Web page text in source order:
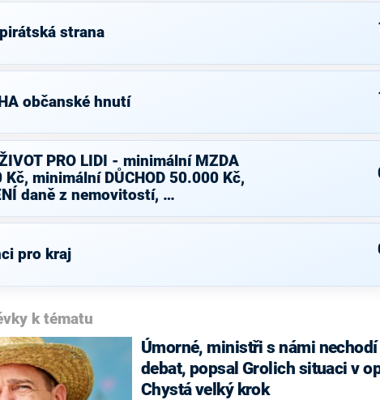
strana
občanské hnutí
PRO LIDI - minimální MZDA
Kč, minimální DŮCHOD 50.000 Kč,
daně z nemovitostí, …
pro kraj
k tématu
Úmorné, ministři s námi
debat, popsal Grolich situaci v
Chystá velký krok